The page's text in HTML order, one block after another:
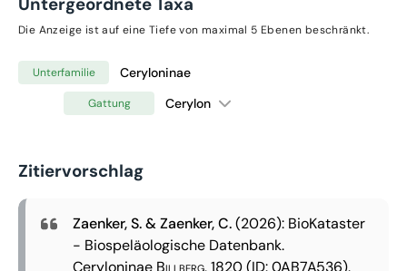
Die Anzeige ist auf eine Tiefe von maximal 5 Ebenen beschränkt.
Unterfamilie Ceryloninae
Gattung Cerylon
Zitiervorschlag
Zaenker, S. & Zaenker, C.(2026): BioKataster
- Biospeläologische Datenbank.
Ceryloninae Billberg, 1820(ID: 0AB7A536).